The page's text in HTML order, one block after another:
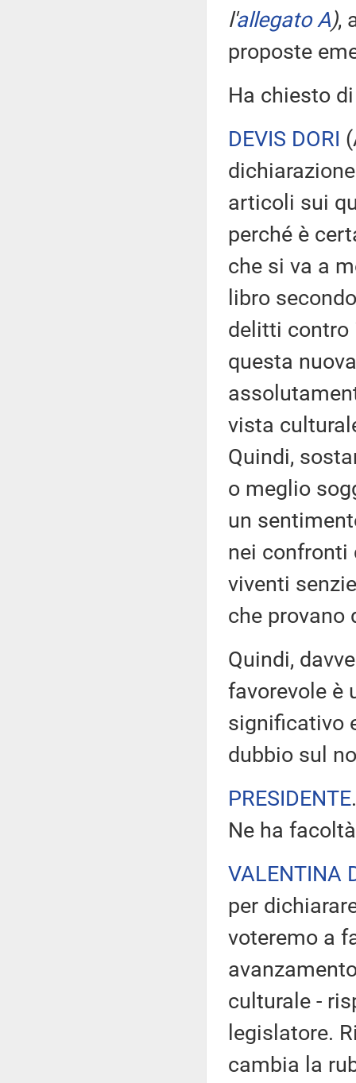
l'allegato A),
proposte
Ha chiesto
DEVIS DORI (
articoli sui
perché è
che si va a
libro
delitti contro
questa
vista
Quindi,
o meglio
un
nei confronti
viventi
che provano
Quindi,
favorevole è
significativo
dubbio sul
PRESIDENTE
Ne ha
VALENTINA
per
voteremo a
culturale -
legislatore.
cambia la